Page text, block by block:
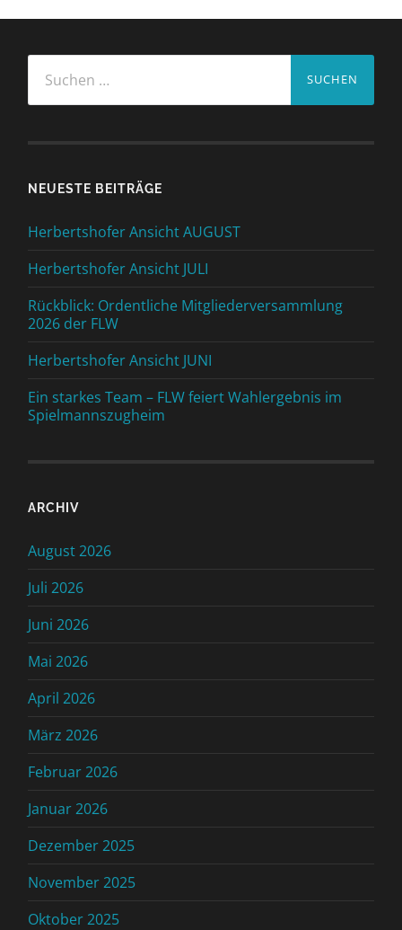
Suchen
nach:
NEUESTE BEITRÄGE
Herbertshofer Ansicht AUGUST
Herbertshofer Ansicht JULI
Rückblick: Ordentliche Mitgliederversammlung
2026 der FLW
Herbertshofer Ansicht JUNI
Ein starkes Team – FLW feiert Wahlergebnis im
Spielmannszugheim
ARCHIV
August 2026
Juli 2026
Juni 2026
Mai 2026
April 2026
März 2026
Februar 2026
Januar 2026
Dezember 2025
November 2025
Oktober 2025